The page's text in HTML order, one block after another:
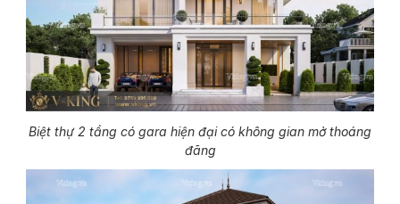
Biệt thự 2 tầng có gara hiện đại có không gian mở thoáng
đãng